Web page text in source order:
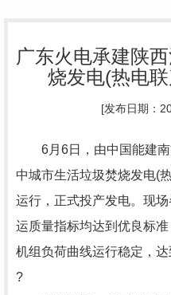
广东火电承建陕
烧发电(热电
[发布日期：
6月6日，由中国能建南
中城市生活垃圾焚烧发电(
运行，正式投产发电。现
运质量指标均达到优良标
机组负荷曲线运行稳定，达
?